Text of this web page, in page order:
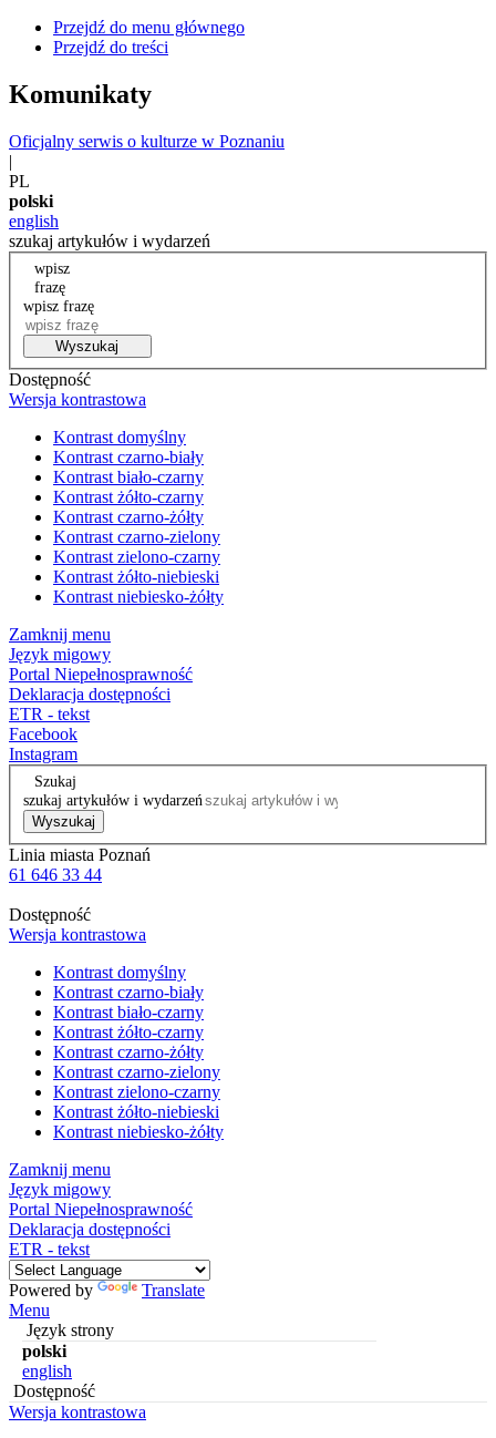
Przejdź do menu głównego
Przejdź do treści
Komunikaty
Oficjalny serwis o kulturze w Poznaniu
|
PL
polski
english
szukaj artykułów i wydarzeń
wpisz
frazę
wpisz frazę
Wyszukaj
Dostępność
Wersja kontrastowa
Kontrast domyślny
Kontrast czarno-biały
Kontrast biało-czarny
Kontrast żółto-czarny
Kontrast czarno-żółty
Kontrast czarno-zielony
Kontrast zielono-czarny
Kontrast żółto-niebieski
Kontrast niebiesko-żółty
Zamknij menu
Język migowy
Portal Niepełnosprawność
Deklaracja dostępności
ETR - tekst
Facebook
Instagram
Szukaj
szukaj artykułów i wydarzeń
Wyszukaj
Linia miasta Poznań
61 646 33 44
Dostępność
Wersja kontrastowa
Kontrast domyślny
Kontrast czarno-biały
Kontrast biało-czarny
Kontrast żółto-czarny
Kontrast czarno-żółty
Kontrast czarno-zielony
Kontrast zielono-czarny
Kontrast żółto-niebieski
Kontrast niebiesko-żółty
Zamknij menu
Język migowy
Portal Niepełnosprawność
Deklaracja dostępności
ETR - tekst
Powered by
Translate
Menu
Język strony
polski
english
Dostępność
Wersja kontrastowa